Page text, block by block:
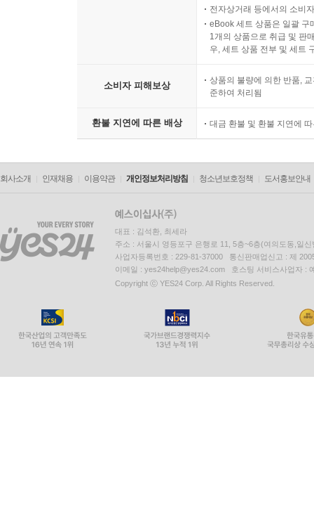
전자상거래 등에서의 소비
eBook 세트 상품은 일괄 구
1개의 상품으로 취급 및 판
우, 세트 상품 전부 및 세트
소비자 피해보상
상품의 불량에 의한 반품,
준하여 처리됨
환불 지연에 따른 배상 대금 환불 및 환불 지연에
회사소개 인재채용 이용약관 개인정보처리방침 청소년보호정책 도서홍보안내
대표 : 김석환, 최세라
주소 : 서울시 영등포구 은행로 11, 5층~6층(여의도동,일신
사업자등록번호 : 229-81-37000 통신판매업신고 : 제
이메일 : yes24help@yes24.com 호스팅 서비스사업자 :
Copyright ⓒ YES24 Corp. All Rights Reserved.